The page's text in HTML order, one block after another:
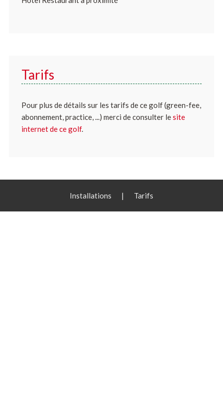
Tarifs
Pour plus de détails sur les tarifs de ce golf (green-fee,
abonnement, practice, ...) merci de consulter lesite
internet de ce golf.
Installations | Tarifs